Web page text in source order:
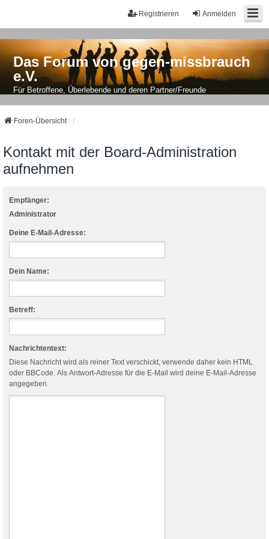
Anmelden
Registrieren
Das Forum von gegen-missbrauch
e.V.
Für Betroffene, Überlebende und deren Partner/Freunde
Foren-Übersicht
Kontakt mit der Board-Administration
aufnehmen
Empfänger:
Administrator
Deine E-Mail-Adresse:
Dein Name:
Betreff:
Nachrichtentext:
Diese Nachricht wird als reiner Text verschickt, verwende daher kein HTML
oder BBCode. Als Antwort-Adresse für die E-Mail wird deine E-Mail-Adresse
angegeben.